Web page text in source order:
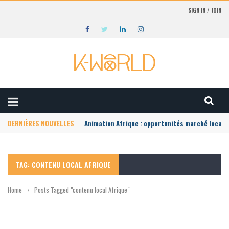
SIGN IN / JOIN
DERNIÈRES NOUVELLES Animation Afrique : opportunités marché local
TAG: CONTENU LOCAL AFRIQUE
Home › Posts Tagged "contenu local Afrique"